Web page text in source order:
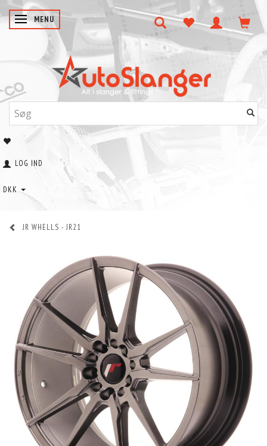
SKIFTE NAVIGATION
MENU
LOG IND
DKK
JR WHELLS - JR21